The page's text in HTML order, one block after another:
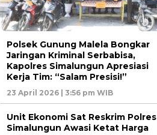
Polsek Gunung Malela Bongkar
Jaringan Kriminal Serbabisa,
Kapolres Simalungun Apresiasi
Kerja Tim: “Salam Presisi!”
23 April 2026 | 3:56 pm WIB
Unit Ekonomi Sat Reskrim Polres
Simalungun Awasi Ketat Harga